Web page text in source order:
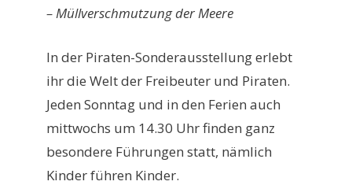
– Müllverschmutzung der Meere
In der Piraten-Sonderausstellung erlebt
ihr die Welt der Freibeuter und Piraten.
Jeden Sonntag und in den Ferien auch
mittwochs um 14.30 Uhr finden ganz
besondere Führungen statt, nämlich
Kinder führen Kinder.